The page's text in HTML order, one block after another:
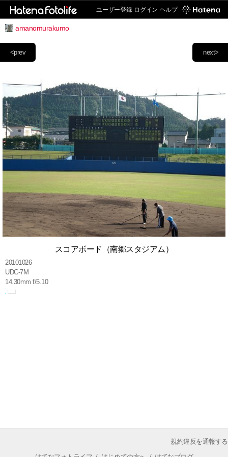
ユーザー登録 ログイン ヘルプ
amanomurakumo
next>
<prev
スコアボード（南郷スタジアム）
20101026
UDC-7M
14.30mm f/5.10
規約違反を通報する